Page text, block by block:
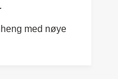
med nøye